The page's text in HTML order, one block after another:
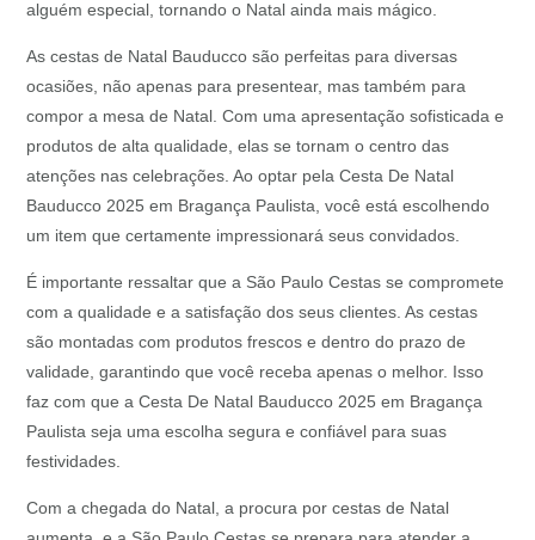
alguém especial, tornando o Natal ainda mais mágico.
As cestas de Natal Bauducco são perfeitas para diversas
ocasiões, não apenas para presentear, mas também para
compor a mesa de Natal. Com uma apresentação sofisticada e
produtos de alta qualidade, elas se tornam o centro das
atenções nas celebrações. Ao optar pela Cesta De Natal
Bauducco 2025 em Bragança Paulista, você está escolhendo
um item que certamente impressionará seus convidados.
É importante ressaltar que a São Paulo Cestas se compromete
com a qualidade e a satisfação dos seus clientes. As cestas
são montadas com produtos frescos e dentro do prazo de
validade, garantindo que você receba apenas o melhor. Isso
faz com que a Cesta De Natal Bauducco 2025 em Bragança
Paulista seja uma escolha segura e confiável para suas
festividades.
Com a chegada do Natal, a procura por cestas de Natal